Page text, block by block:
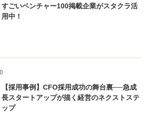
すごいベンチャー100掲載企業がスタクラ活
用中！
【採用事例】CFO採用成功の舞台裏──急成
長スタートアップが描く経営のネクストステ
ップ